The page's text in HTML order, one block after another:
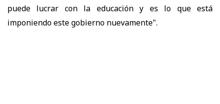
puede lucrar con la educación y es lo que está
imponiendo este gobierno nuevamente".